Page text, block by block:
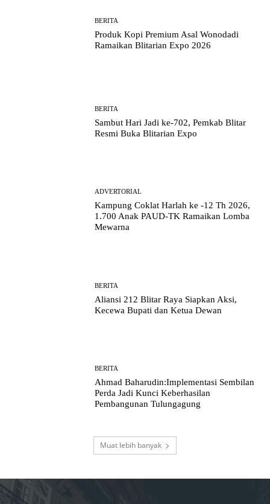
BERITA
Produk Kopi Premium Asal Wonodadi
Ramaikan Blitarian Expo 2026
BERITA
Sambut Hari Jadi ke-702, Pemkab Blitar
Resmi Buka Blitarian Expo
ADVERTORIAL
Kampung Coklat Harlah ke -12 Th 2026,
1.700 Anak PAUD-TK Ramaikan Lomba
Mewarna
BERITA
Aliansi 212 Blitar Raya Siapkan Aksi,
Kecewa Bupati dan Ketua Dewan
BERITA
Ahmad Baharudin:Implementasi Sembilan
Perda Jadi Kunci Keberhasilan
Pembangunan Tulungagung
Muat lebih banyak